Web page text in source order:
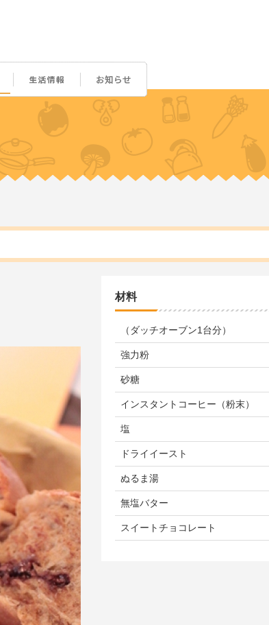
材料
（ダッチオーブン1台分）
強力粉
砂糖
インスタントコーヒー（粉末）
塩
ドライイースト
ぬるま湯
無塩バター
スイートチョコレート